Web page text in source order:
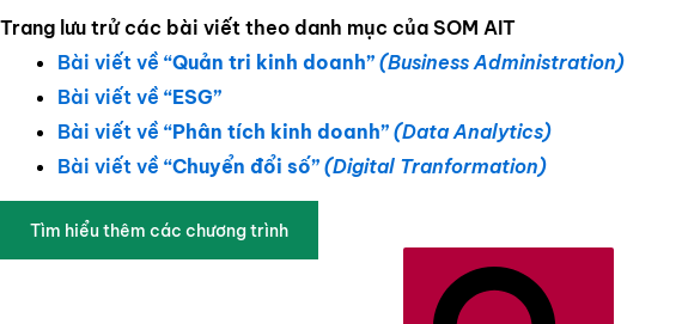
Trang lưu trử các bài viết theo danh mục của SOM AIT
Bài viết về “Quản tri kinh doanh” (Business Administration)
Bài viết về “ESG”
Bài viết về “Phân tích kinh doanh” (Data Analytics)
Bài viết về “Chuyển đổi số” (Digital Tranformation)
Tìm hiểu thêm các chương trình